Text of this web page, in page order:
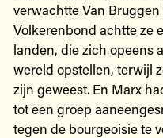
verwachtte Van
Volkerenbond achtte ze
landen, die zich opeens
wereld opstellen, terwijl
zijn geweest. En Marx
tot een groep
tegen de bourgeoisie te